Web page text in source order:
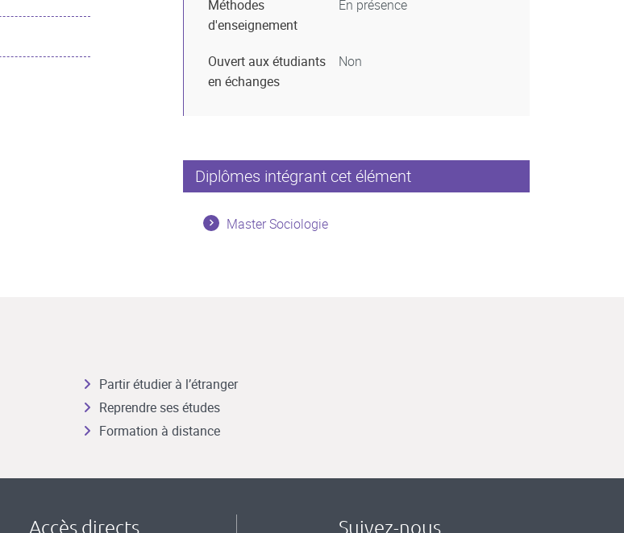
Méthodes
d'enseignement
En présence
Ouvert aux étudiants
en échanges
Non
Diplômes intégrant cet élément
Master Sociologie
Partir étudier à l’étranger
Reprendre ses études
Formation à distance
Accès directs Suivez-nous